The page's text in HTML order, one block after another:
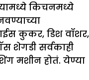
किचनमध्ये
कुकर, डिश वॉशर,
शेगडी सर्वकाही
मशीन होतं. येण्या